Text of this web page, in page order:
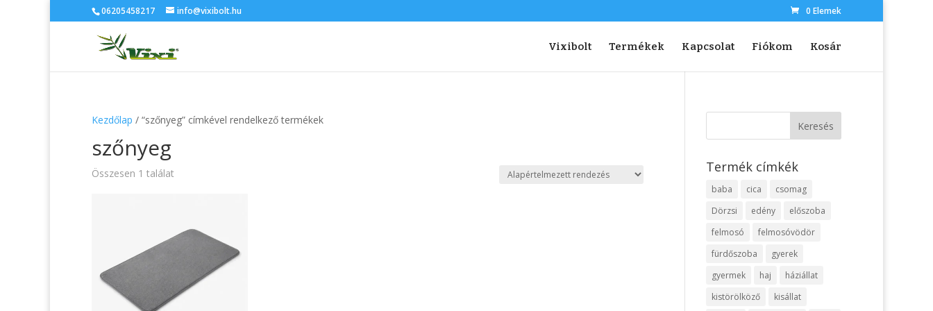
06205458217 info@vixibolt.hu 0 Elemek
Vixibolt Termékek Kapcsolat Fiókom Kosár
Kezdőlap / “szőnyeg” címkével rendelkező termékek
szőnyeg
Összesen 1 találat Termék címkék
baba cica
csomag
Dörzsi
edény
előszoba
felmosó
felmosóvödör
fürdőszoba
gyerek
gyermek
haj
háziállat
kistörölköző
kisállat